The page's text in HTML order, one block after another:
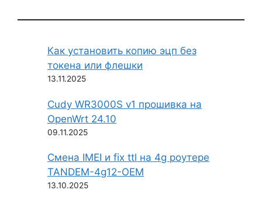
Как установить копию эцп без
токена или флешки
13.11.2025
Cudy WR3000S v1 прошивка на
OpenWrt 24.10
09.11.2025
Смена IMEI и fix ttl на 4g роутере
TANDEM-4g12-OEM
13.10.2025